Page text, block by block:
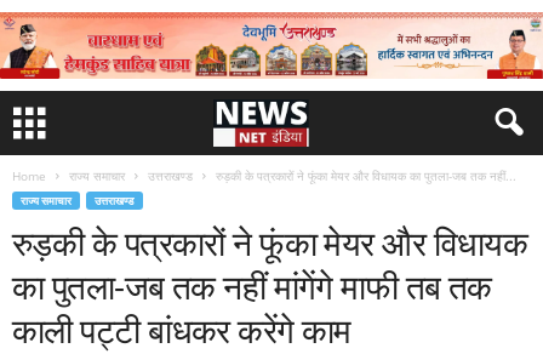
Home राज्य समाचार उत्तराखण्ड रुड़की के पत्रकारों ने फूंका मेयर और विधायक का पुतला-जब तक नहीं...
राज्य समाचार उत्तराखण्ड
रुड़की के पत्रकारों ने फूंका मेयर और विधायक
का पुतला-जब तक नहीं मांगेंगे माफी तब तक
काली पट्टी बांधकर करेंगे काम